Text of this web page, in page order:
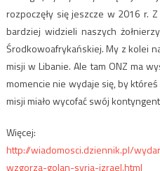
rozpoczęły się jeszcze w 2016 r.
bardziej widzieli naszych
Środkowoafrykańskiej. My z kolei
misji w Libanie. Ale tam ONZ ma
momencie nie wydaje się, by
misji miało wycofać swój
Więcej:
http://wiadomosci.dziennik.pl/
wzgorza-golan-syria-izrael.html